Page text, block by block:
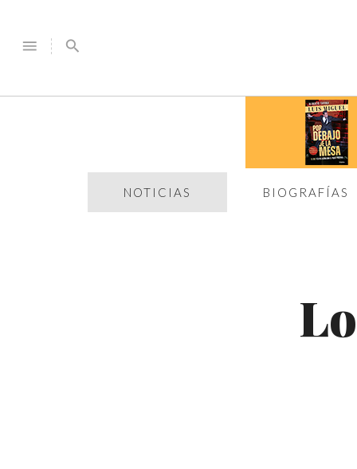
menu search
NOTICIAS BIOGRAFÍAS